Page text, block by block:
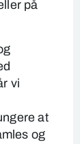
på
vi
at
og